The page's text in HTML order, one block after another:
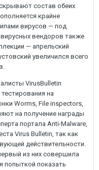
состав обеих
крайне
вирусов — под
вендоров также
— апрельский
увеличился всего
VirusBulletin
на
Worms, File inspectors,
на получение награды
портала Anti-Malware,
Virus Bulletin, так как
действительности.
из них совершила
попыткой показать